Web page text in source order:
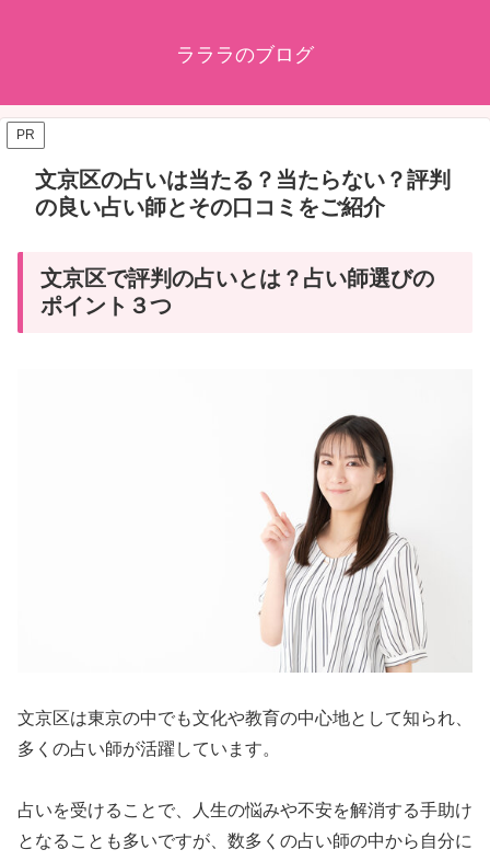
ラララのブログ
PR
文京区の占いは当たる？当たらない？評判
の良い占い師とその口コミをご紹介
文京区で評判の占いとは？占い師選びの
ポイント３つ
文京区は東京の中でも文化や教育の中心地として知られ、
多くの占い師が活躍しています。
占いを受けることで、人生の悩みや不安を解消する手助け
となることも多いですが、数多くの占い師の中から自分に